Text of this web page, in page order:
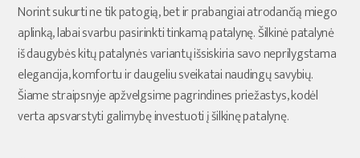
Norint sukurti ne tik patogią, bet ir prabangiai atrodančią miego
aplinką, labai svarbu pasirinkti tinkamą patalynę. Šilkinė patalynė
iš daugybės kitų patalynės variantų išsiskiria savo neprilygstama
elegancija, komfortu ir daugeliu sveikatai naudingų savybių.
Šiame straipsnyje apžvelgsime pagrindines priežastys, kodėl
verta apsvarstyti galimybę investuoti į šilkinę patalynę.